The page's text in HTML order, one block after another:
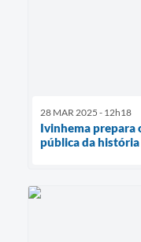
28 MAR 2025 - 12h18
Ivinhema prepara
pública da história